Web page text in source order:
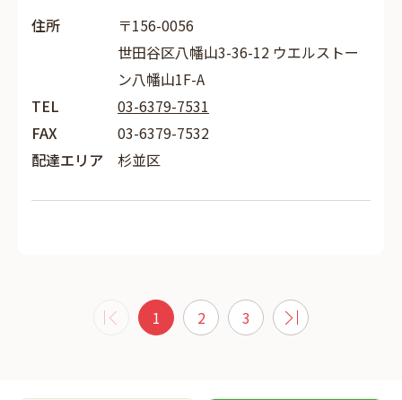
住所
〒156-0056
世田谷区八幡山3-36-12 ウエルストー
ン八幡山1F-A
TEL
03-6379-7531
FAX
03-6379-7532
配達エリア
杉並区
1 2 3